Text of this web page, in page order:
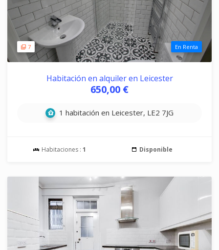
7 En Renta
Habitación en alquiler en Leicester
650,00 €
1 habitación en Leicester, LE2 7JG
Habitaciones : 1 Disponible